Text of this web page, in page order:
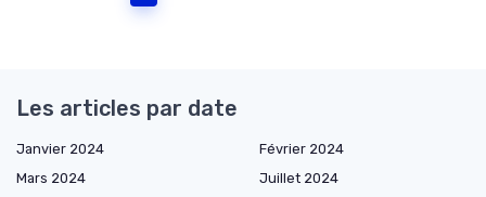
Les articles par date
Janvier 2024
Février 2024
Mars 2024
Juillet 2024